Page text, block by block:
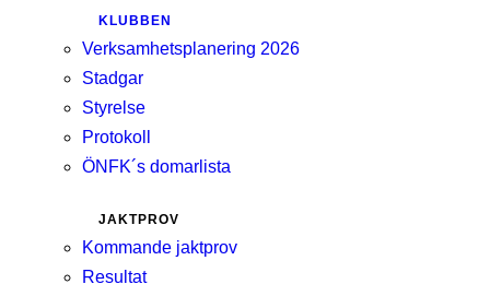
KLUBBEN
Verksamhetsplanering 2026
Stadgar
Styrelse
Protokoll
ÖNFK´s domarlista
JAKTPROV
Kommande jaktprov
Resultat